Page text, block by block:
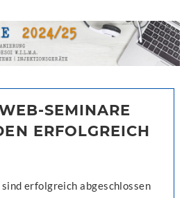
SEMINARE
ERFOLGREICH
erfolgreich abgeschlossen